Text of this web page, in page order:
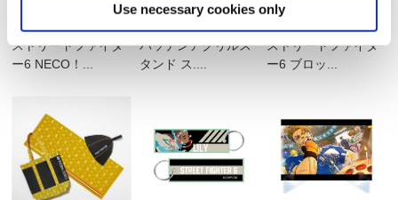
Use necessary cookies only
ストリートファイタ
ー6 NECO！...
バッテンアクリルス
タンド ス....
ストリートファイタ
ー6 ブロッ...